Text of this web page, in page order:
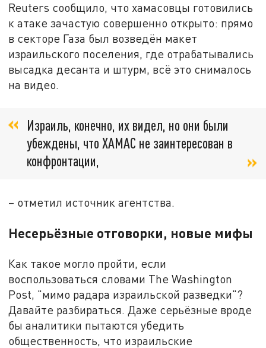
Reuters сообщило, что хамасовцы готовились
к атаке зачастую совершенно открыто: прямо
в секторе Газа был возведён макет
израильского поселения, где отрабатывались
высадка десанта и штурм, всё это снималось
на видео.
Израиль, конечно, их видел, но они были
убеждены, что ХАМАС не заинтересован в
конфронтации,
– отметил источник агентства.
Несерьёзные отговорки, новые мифы
Как такое могло пройти, если
воспользоваться словами The Washington
Post, "мимо радара израильской разведки"?
Давайте разбираться. Даже серьёзные вроде
бы аналитики пытаются убедить
общественность, что израильские